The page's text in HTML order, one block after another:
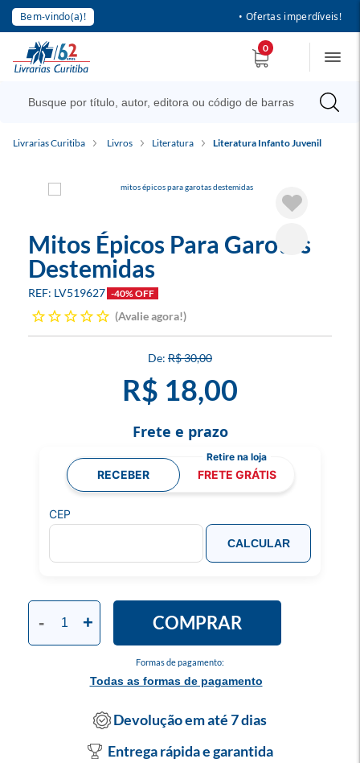
Bem-vindo(a)! • Ofertas imperdíveis!
0
Livrarias Curitiba Livros Literatura Literatura Infanto Juvenil
Mitos Épicos Para Garotas
Destemidas
LV519627 -40% OFF
Avalie agora!
R$ 30,00
R$ 18,00
Formas de pagamento:
Todas as formas de pagamento
- + COMPRAR
Frete e prazo
RECEBER FRETE GRÁTIS
CEP
CALCULAR
Devolução em até 7 dias
Entrega rápida e garantida